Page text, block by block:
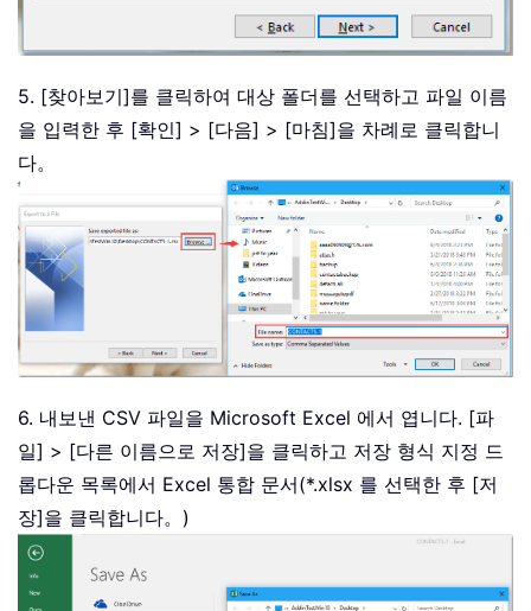
5. [찾아보기]를 클릭하여 대상 폴더를 선택하고 파일 이름
을 입력한 후 [확인] > [다음] > [마침]을 차례로 클릭합니
다。
6. 내보낸 CSV 파일을 Microsoft Excel 에서 엽니다. [파
일] > [다른 이름으로 저장]을 클릭하고 저장 형식 지정 드
롭다운 목록에서 Excel 통합 문서(*.xlsx 를 선택한 후 [저
장]을 클릭합니다。)